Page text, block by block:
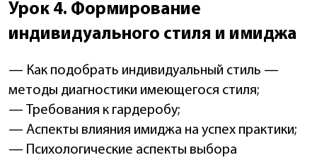
Урок 4. Формирование
индивидуального стиля и имиджа
— Как подобрать индивидуальный стиль —
методы диагностики имеющегося стиля;
— Требования к гардеробу;
— Аспекты влияния имиджа на успех практики;
— Психологические аспекты выбора